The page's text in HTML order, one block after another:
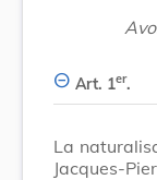
Art. 1er.
La
Jacques-